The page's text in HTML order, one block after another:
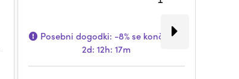
Posebni dogodki: -8%se konča za:
2d: 12h: 17m